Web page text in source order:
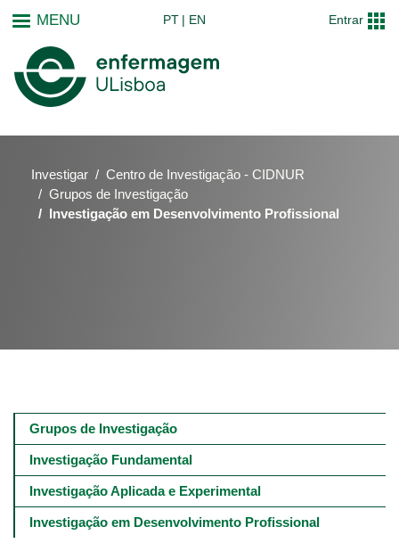
MENU PT EN Entrar
Investigar
Centro de Investigação - CIDNUR
Grupos de Investigação
Investigação em Desenvolvimento Profissional
Main
navigation
níveis
Grupos de Investigação
Investigação Fundamental
Investigação Aplicada e Experimental
Investigação em Desenvolvimento Profissional